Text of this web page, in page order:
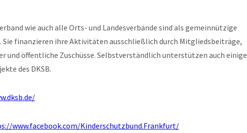
wie auch alle Orts- und Landesverbände sind als gemeinnützige
Sie finanzieren ihre Aktivitäten ausschließlich durch Mitgliedsbeiträge,
und öffentliche Zuschüsse. Selbstverständlich unterstützen auch einige
des DKSB.
www.facebook.com/Kinderschutzbund.Frankfurt/